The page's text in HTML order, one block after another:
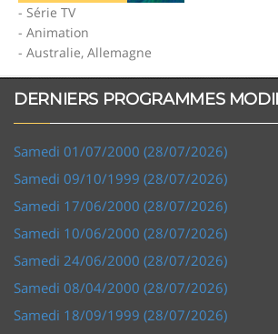
- Série TV
- Animation
- Australie, Allemagne
DERNIERS PROGRAMMES
Samedi 01/07/2000 (28/07/2026)
Samedi 09/10/1999 (28/07/2026)
Samedi 17/06/2000 (28/07/2026)
Samedi 10/06/2000 (28/07/2026)
Samedi 24/06/2000 (28/07/2026)
Samedi 08/04/2000 (28/07/2026)
Samedi 18/09/1999 (28/07/2026)